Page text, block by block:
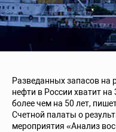
Разведанных запасов
нефти в России хватит
более чем на 50 лет,
Счетной палаты о
мероприятия «Анализ